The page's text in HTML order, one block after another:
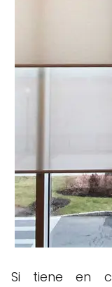
Si tiene en